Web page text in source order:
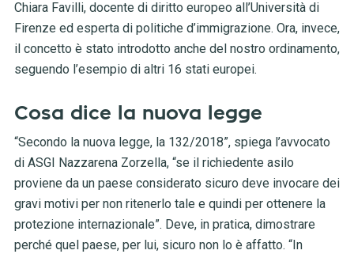
Chiara Favilli, docente di diritto europeo all’Università di
Firenze ed esperta di politiche d’immigrazione. Ora, invece,
il concetto è stato introdotto anche del nostro ordinamento,
seguendo l’esempio di altri 16 stati europei.
Cosa dice la nuova legge
“Secondo la nuova legge, la 132/2018”, spiega l’avvocato
di ASGI Nazzarena Zorzella, “se il richiedente asilo
proviene da un paese considerato sicuro deve invocare dei
gravi motivi per non ritenerlo tale e quindi per ottenere la
protezione internazionale”. Deve, in pratica, dimostrare
perché quel paese, per lui, sicuro non lo è affatto. “In